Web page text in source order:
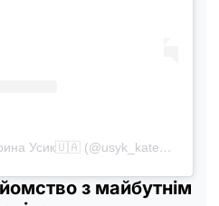
Допис, поширений Катерина Усик🇺🇦 (@usyk_kate1505)
з майбутнім